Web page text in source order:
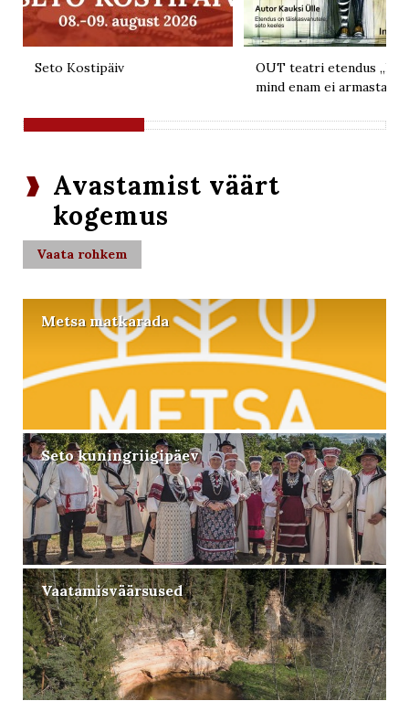
Seto Kostipäiv
OUT teatri etendus „Kui
mind enam ei armasta“
Avastamist väärt
kogemus
Vaata rohkem
Metsa matkarada
Seto kuningriigipäev
Vaatamisväärsused